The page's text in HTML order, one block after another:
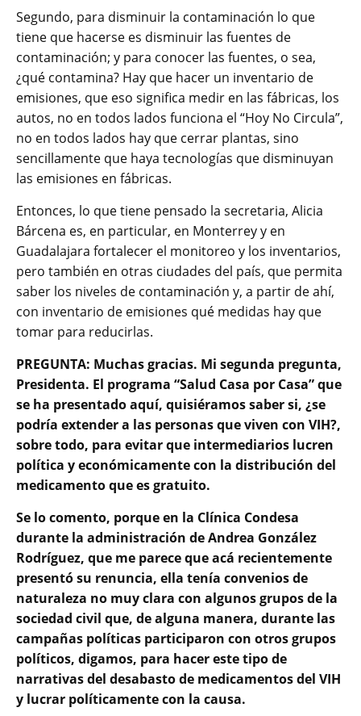
Segundo, para disminuir la contaminación lo que
tiene que hacerse es disminuir las fuentes de
contaminación; y para conocer las fuentes, o sea,
¿qué contamina? Hay que hacer un inventario de
emisiones, que eso significa medir en las fábricas, los
autos, no en todos lados funciona el “Hoy No Circula”,
no en todos lados hay que cerrar plantas, sino
sencillamente que haya tecnologías que disminuyan
las emisiones en fábricas.
Entonces, lo que tiene pensado la secretaria, Alicia
Bárcena es, en particular, en Monterrey y en
Guadalajara fortalecer el monitoreo y los inventarios,
pero también en otras ciudades del país, que permita
saber los niveles de contaminación y, a partir de ahí,
con inventario de emisiones qué medidas hay que
tomar para reducirlas.
PREGUNTA: Muchas gracias. Mi segunda pregunta,
Presidenta. El programa “Salud Casa por Casa” que
se ha presentado aquí, quisiéramos saber si, ¿se
podría extender a las personas que viven con VIH?,
sobre todo, para evitar que intermediarios lucren
política y económicamente con la distribución del
medicamento que es gratuito.
Se lo comento, porque en la Clínica Condesa
durante la administración de Andrea González
Rodríguez, que me parece que acá recientemente
presentó su renuncia, ella tenía convenios de
naturaleza no muy clara con algunos grupos de la
sociedad civil que, de alguna manera, durante las
campañas políticas participaron con otros grupos
políticos, digamos, para hacer este tipo de
narrativas del desabasto de medicamentos del VIH
y lucrar políticamente con la causa.